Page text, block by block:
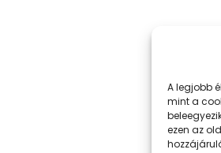
A legjobb
mint a
ezen az